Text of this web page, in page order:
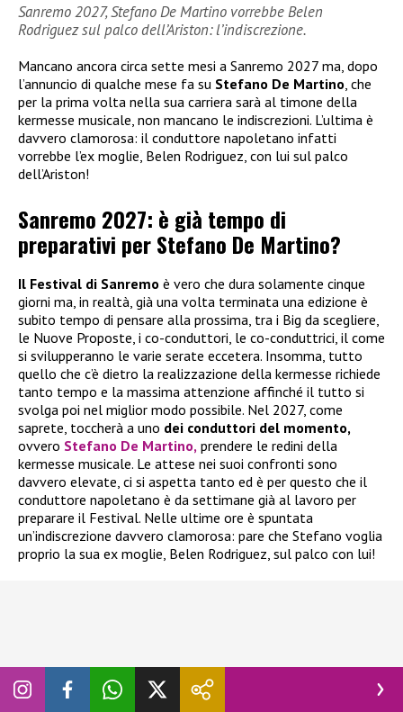
Sanremo 2027, Stefano De Martino vorrebbe Belen
Rodriguez sul palco dell’Ariston: l’indiscrezione.
Mancano ancora circa sette mesi a Sanremo 2027 ma, dopo
l’annuncio di qualche mese fa su Stefano De Martino , che
per la prima volta nella sua carriera sarà al timone della
kermesse musicale, non mancano le indiscrezioni. L’ultima è
davvero clamorosa: il conduttore napoletano infatti
vorrebbe l’ex moglie, Belen Rodriguez, con lui sul palco
dell’Ariston!
Sanremo 2027: è già tempo di
preparativi per Stefano De Martino?
Il Festival di Sanremo è vero che dura solamente cinque
giorni ma, in realtà, già una volta terminata una edizione è
subito tempo di pensare alla prossima, tra i Big da scegliere,
le Nuove Proposte, i co-conduttori, le co-conduttrici, il come
si svilupperanno le varie serate eccetera. Insomma, tutto
quello che c’è dietro la realizzazione della kermesse richiede
tanto tempo e la massima attenzione affinché il tutto si
svolga poi nel miglior modo possibile. Nel 2027, come
saprete, toccherà a uno dei conduttori del momento,
ovvero Stefano De Martino, prendere le redini della
kermesse musicale. Le attese nei suoi confronti sono
davvero elevate, ci si aspetta tanto ed è per questo che il
conduttore napoletano è da settimane già al lavoro per
preparare il Festival. Nelle ultime ore è spuntata
un’indiscrezione davvero clamorosa: pare che Stefano voglia
proprio la sua ex moglie, Belen Rodriguez, sul palco con lui!